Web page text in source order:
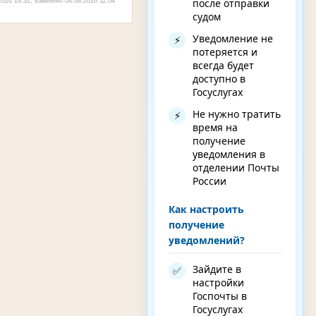
после отправки
судом
⚡
Уведомление не
потеряется и
всегда будет
доступно в
Госуслугах
⚡
Не нужно тратить
время на
получение
уведомления в
отделении Почты
России
Как настроить
получение
уведомлений?
✅
Зайдите в
настройки
Госпочты в
Госуслугах